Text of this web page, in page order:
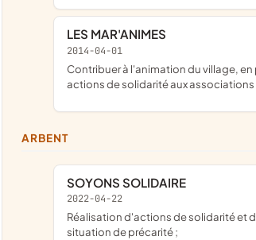
LES MAR'ANIMES
2014-04-01
contribuer à l'animation du village, en proposant des actions autour de : l'art, la culture, la nature, la préservation du patrimoine et des
actions de solidarité aux associations
ARBENT
SOYONS SOLIDAIRE
2022-04-22
réalisation d'actions de solidarité et de bienfaisance auprès de populations vulnérables ; aide aux personnes en besoin et en
situation de précarité ;